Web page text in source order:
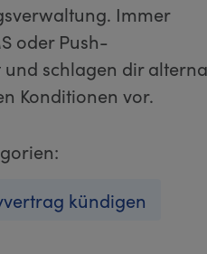
Immer
oder Push-
schlagen dir
Konditionen vor.
kündigen